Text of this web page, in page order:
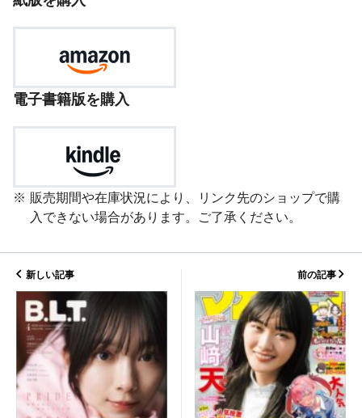
電子書籍版を購入
販売期間や在庫状況により、リンク先のショップで購
入できない場合があります。ご了承ください。
新しい記事 前の記事